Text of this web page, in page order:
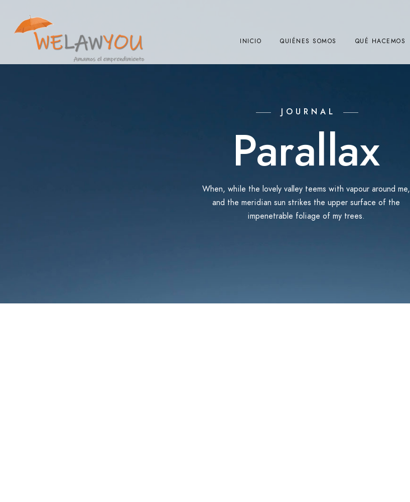
INICIO QUIÉNES SOMOS QUÉ HACEMOS
JOURNAL
Parallax
When, while the lovely valley teems with vapour around me,
and the meridian sun strikes the upper surface of the
impenetrable foliage of my trees.